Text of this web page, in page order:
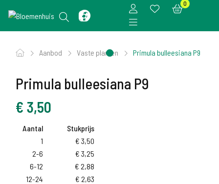
0
Aanbod Vaste planten Primula bulleesiana P9
Primula bulleesiana P9
€ 3,50
Aantal
Stukprijs
1
€ 3,50
2-6
€ 3,25
6-12
€ 2,88
12-24
€ 2,63